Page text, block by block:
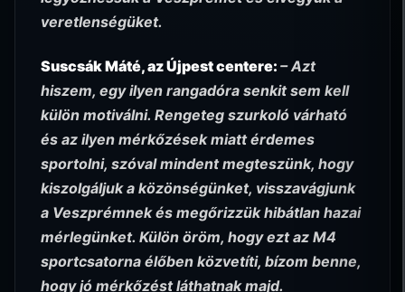
veretlenségüket.
Suscsák Máté, az Újpest centere: – Azt
hiszem, egy ilyen rangadóra senkit sem kell
külön motiválni. Rengeteg szurkoló várható
és az ilyen mérkőzések miatt érdemes
sportolni, szóval mindent megteszünk, hogy
kiszolgáljuk a közönségünket, visszavágjunk
a Veszprémnek és megőrizzük hibátlan hazai
mérlegünket. Külön öröm, hogy ezt az M4
sportcsatorna élőben közvetíti, bízom benne,
hogy jó mérkőzést láthatnak majd.